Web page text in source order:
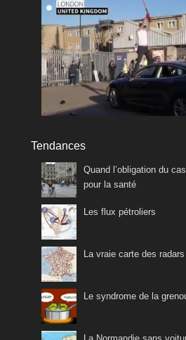
Tendances
Quand l’obligation du
pour la santé
Les flux pétroliers
La vraie carte des
Le syndrome de la